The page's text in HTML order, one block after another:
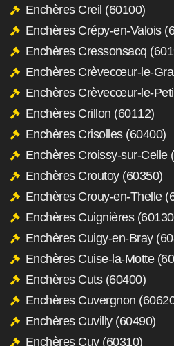
Enchères Creil (60100)
Enchères Crépy-en-Valois
Enchères Cressonsacq
Enchères Crèvecœur-le-
Enchères Crèvecœur-le-
Enchères Crillon (60112)
Enchères Crisolles (60400)
Enchères Croissy-sur-Celle
Enchères Croutoy (60350)
Enchères Crouy-en-Thelle
Enchères Cuignières
Enchères Cuigy-en-Bray
Enchères Cuise-la-Motte
Enchères Cuts (60400)
Enchères Cuvergnon
Enchères Cuvilly (60490)
Enchères Cuy (60310)